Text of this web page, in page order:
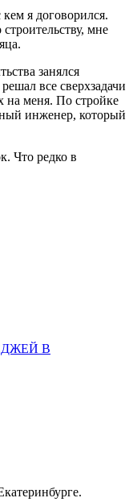
я договорился.
мне
занялся
все сверхзадачи
на меня. По стройке
инженер, который
Что редко в
В